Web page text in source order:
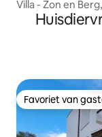
Villa - Zon en
Favoriet van
Favoriet van